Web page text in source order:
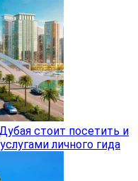
стоит посетить и
личного гида